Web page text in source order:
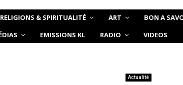
RELIGIONS & SPIRITUALITÉ ART BON A
EMISSIONS KL RADIO VIDEOS
Actualité